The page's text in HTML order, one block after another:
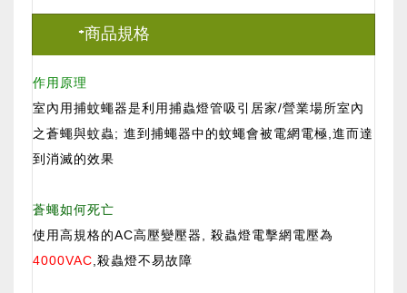
+商品規格
作用原理
室內用捕蚊蠅器是利用捕蟲燈管吸引居家/營業場所室內
之蒼蠅與蚊蟲; 進到捕蠅器中的蚊蠅會被電網電極,進而達
到消滅的效果
蒼蠅如何死亡
使用高規格的AC高壓變壓器, 殺蟲燈電擊網電壓為
4000VAC ,殺蟲燈不易故障